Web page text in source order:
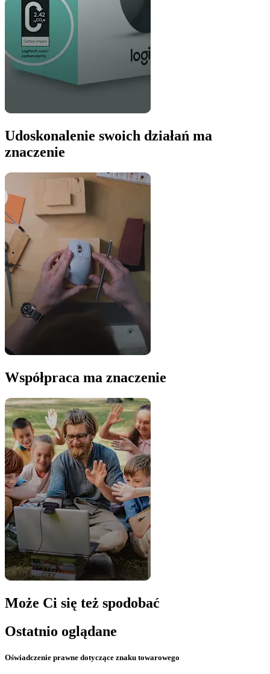
Udoskonalenie swoich działań ma
znaczenie
Współpraca ma znaczenie
Może Ci się też spodobać
Ostatnio oglądane
Oświadczenie prawne dotyczące znaku towarowego